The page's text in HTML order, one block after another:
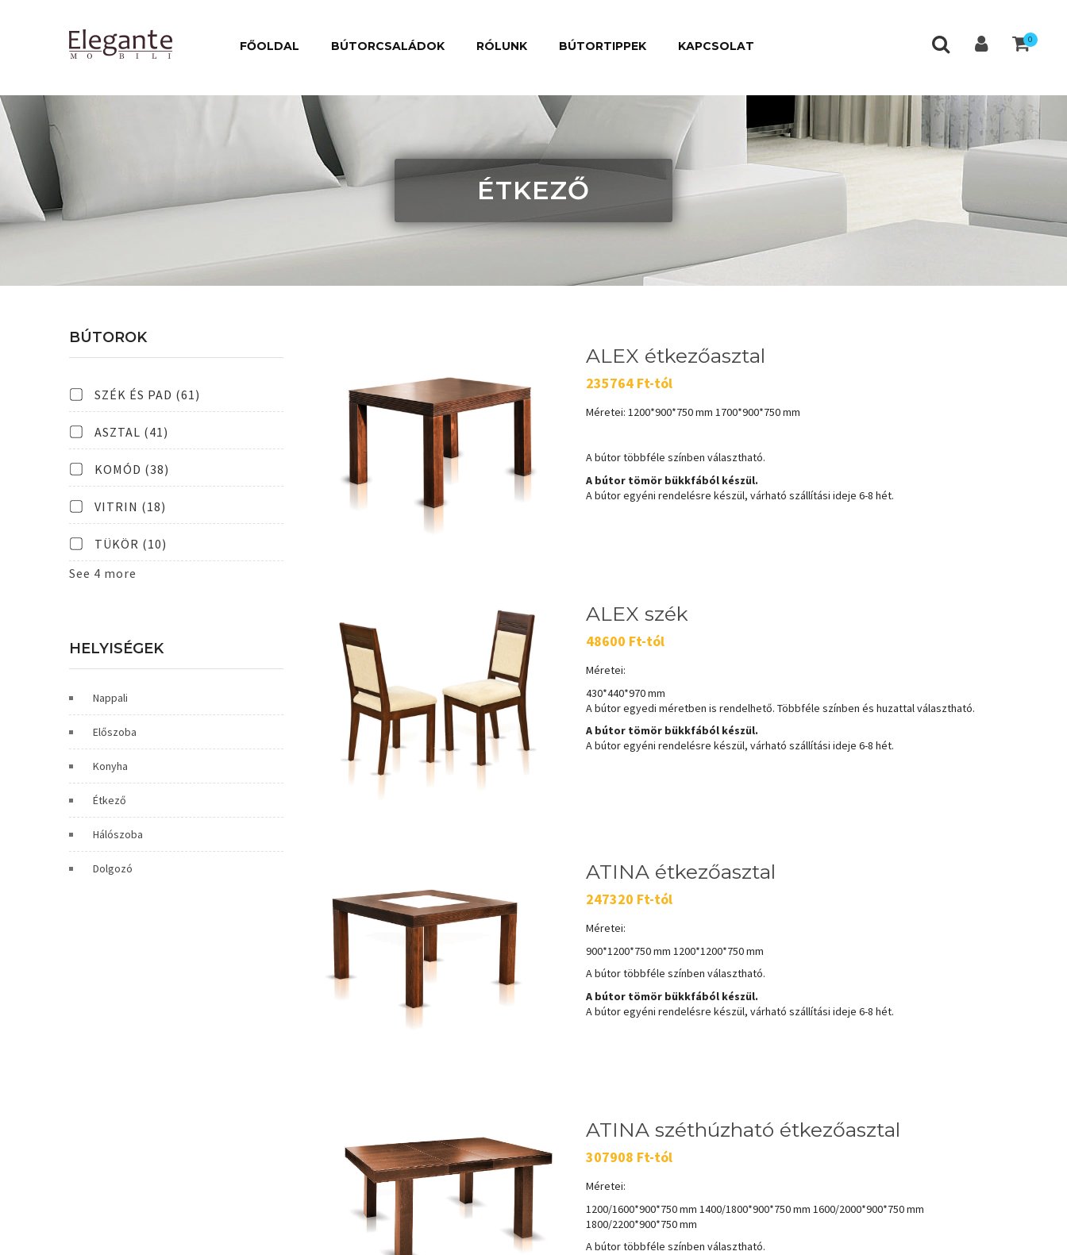
FŐOLDAL BÚTORCSALÁDOK RÓLUNK BÚTORTIPPEK KAPCSOLAT 0
ÉTKEZŐ
BÚTOROK
SZÉK ÉS PAD (61)
ASZTAL (41)
KOMÓD (38)
VITRIN (18)
TÜKÖR (10)
See 4 more
HELYISÉGEK
Nappali
Előszoba
Konyha
Étkező
Hálószoba
Dolgozó
ALEX étkezőasztal
235764 Ft-tól
Méretei: 1200*900*750 mm 1700*900*750 mm
A bútor többféle színben választható.
A bútor tömör bükkfából készül.
A bútor egyéni rendelésre készül, várható szállítási ideje 6-8 hét.
ALEX szék
48600 Ft-tól
Méretei:
430*440*970 mm
A bútor egyedi méretben is rendelhető. Többféle színben és huzattal választható.
A bútor tömör bükkfából készül.
A bútor egyéni rendelésre készül, várható szállítási ideje 6-8 hét.
ATINA étkezőasztal
247320 Ft-tól
Méretei:
900*1200*750 mm 1200*1200*750 mm
A bútor többféle színben választható.
A bútor tömör bükkfából készül.
A bútor egyéni rendelésre készül, várható szállítási ideje 6-8 hét.
ATINA széthúzható étkezőasztal
307908 Ft-tól
Méretei:
1200/1600*900*750 mm 1400/1800*900*750 mm 1600/2000*900*750 mm
1800/2200*900*750 mm
A bútor többféle színben választható.